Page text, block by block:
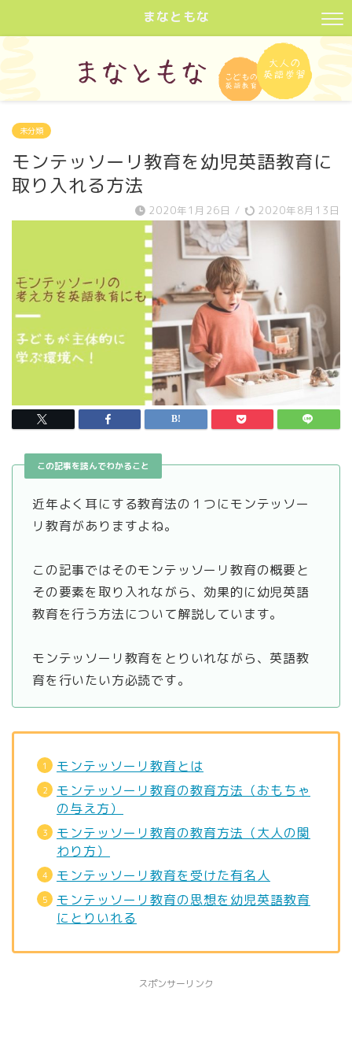
まなともな
未分類
モンテッソーリ教育を幼児英語教育に
取り入れる方法
2020年1月26日 / 2020年8月13日
この記事を読んでわかること
近年よく耳にする教育法の１つにモンテッソー
リ教育がありますよね。
この記事ではそのモンテッソーリ教育の概要と
その要素を取り入れながら、効果的に幼児英語
教育を行う方法について解説しています。
モンテッソーリ教育をとりいれながら、英語教
育を行いたい方必読です。
モンテッソーリ教育とは
モンテッソーリ教育の教育方法（おもちゃ
の与え方）
モンテッソーリ教育の教育方法（大人の関
わり方）
モンテッソーリ教育を受けた有名人
モンテッソーリ教育の思想を幼児英語教育
にとりいれる
スポンサーリンク